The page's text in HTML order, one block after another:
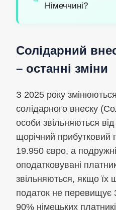
Німеччині?
Солідарний
– останні зміни
З 2025 року
солідарного внеску
особи звільняються
щорічний
19.950 євро, а
оподатковувані
звільняються, якщо їх
податок не перевищує
90% німецьких